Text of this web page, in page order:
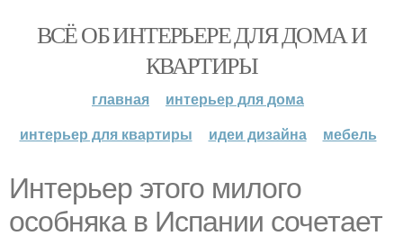
ВСЁ ОБ ИНТЕРЬЕРЕ ДЛЯ ДОМА И
КВАРТИРЫ
главная
интерьер для дома
интерьер для квартиры
идеи дизайна мебель
Интерьер этого милого
особняка в Испании сочетает